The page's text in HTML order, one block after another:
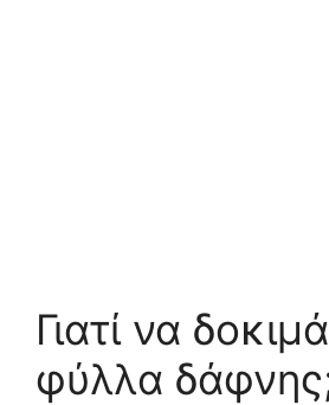
Γιατί να
φύλλα